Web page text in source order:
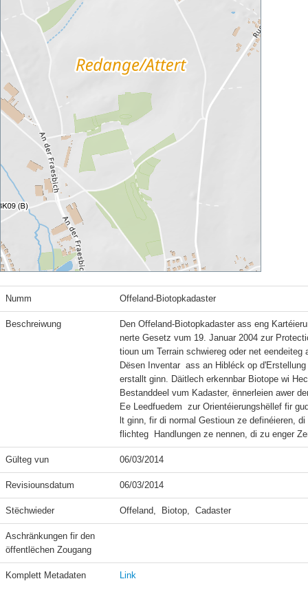
Numm Offeland-Biotopkadaster
Beschreiwung
Den Offeland-Biotopkadaster ass eng
nerte Gesetz vum 19. Januar 2004 zur
tioun um Terrain schwiereg oder net eendeiteg
Dësen Inventar  ass an Hibléck op
erstallt ginn. Däitlech erkennbar Biotope wi
Bestanddeel vum Kadaster, ënnerleien awer
Ee Leedfuedem  zur Orientéierungshëllef fir
lt ginn, fir di normal Gestioun ze definéieren,
Gülteg vun 06/03/2014
Revisiounsdatum 06/03/2014
Stëchwieder Offeland,  Biotop,  Cadaster
Aschränkungen fir den
öffentlëchen Zougang
Komplett Metadaten Link